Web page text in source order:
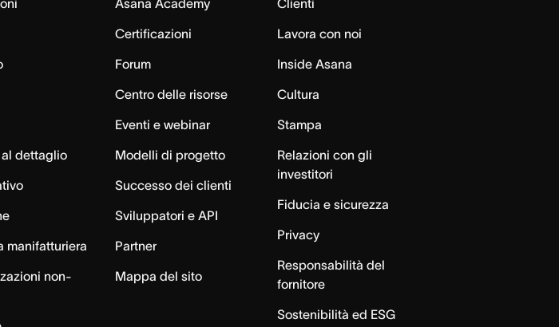
dettaglio
manifatturiera
non-
Certificazioni
Forum
Centro delle risorse
Eventi e webinar
Modelli di progetto
Successo dei clienti
Sviluppatori e API
Partner
Mappa del sito
Lavora con noi
Inside Asana
Cultura
Stampa
Relazioni con gli
investitori
Fiducia e sicurezza
Privacy
Responsabilità del
fornitore
Sostenibilità ed ESG